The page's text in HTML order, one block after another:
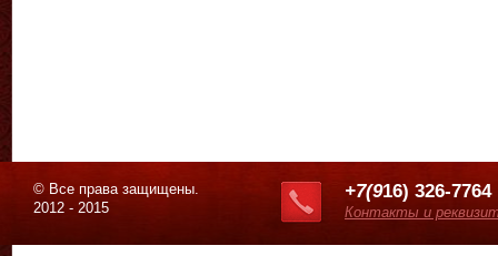
© Все права защищены.
2012 - 2015
+7(916) 326-7764
Контакты и